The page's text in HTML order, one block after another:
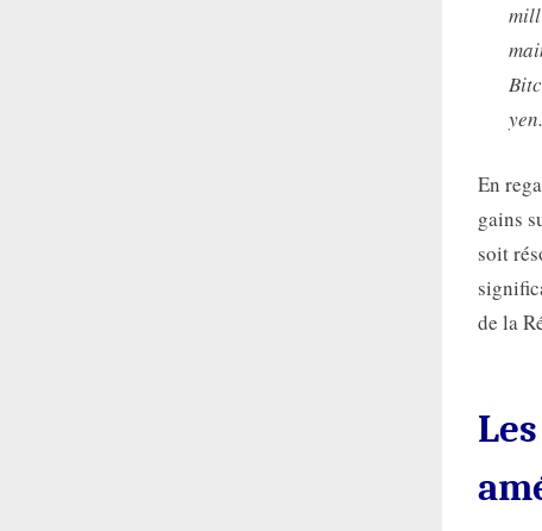
En
gains
soit
de la